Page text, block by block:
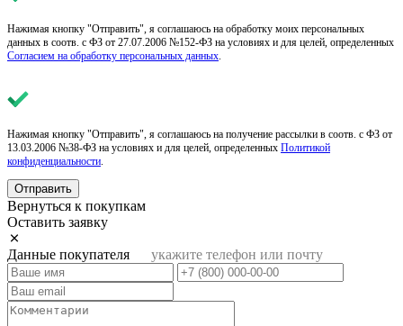
Нажимая кнопку "Отправить", я соглашаюсь на обработку моих персональных
данных в соотв. с ФЗ от 27.07.2006 №152-ФЗ на условиях и для целей, определенных
Согласием на обработку персональных данных
Нажимая кнопку "Отправить", я соглашаюсь на получение рассылки в соотв. с ФЗ от
13.03.2006 №38-ФЗ на условиях и для целей, определенных Политикой
конфиденциальности
Отправить
Вернуться к покупкам
Оставить заявку
Данные покупателя укажите телефон или почту